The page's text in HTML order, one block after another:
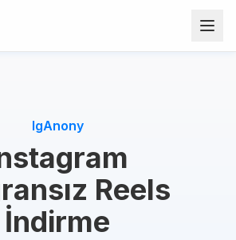
IgAnony
Reels
İndirme